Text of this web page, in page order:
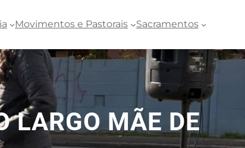
Movimentos e Pastorais Sacramentos
LARGO MÃE DE